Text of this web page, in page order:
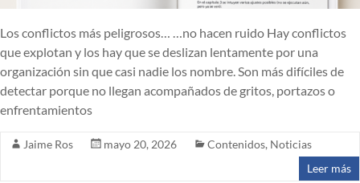
Los conflictos más peligrosos… …no hacen ruido Hay conflictos
que explotan y los hay que se deslizan lentamente por una
organización sin que casi nadie los nombre. Son más difíciles de
detectar porque no llegan acompañados de gritos, portazos o
enfrentamientos
Jaime Ros mayo 20, 2026 Contenidos, Noticias
Leer más